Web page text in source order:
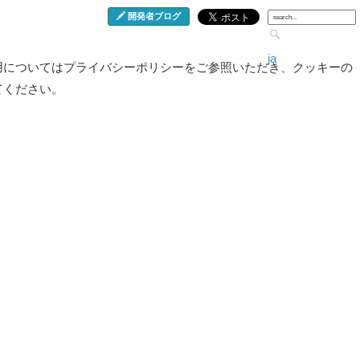
開発者ブログ
ja
ついてはプライバシーポリシーをご参照いただき、クッキーの
ださい。